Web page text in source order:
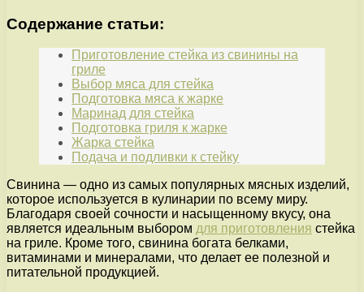
Содержание статьи:
Приготовление стейка из свинины на
гриле
Выбор мяса для стейка
Подготовка мяса к жарке
Маринад для стейка
Подготовка гриля к жарке
Жарка стейка
Подача и подливки к стейку
Свинина — одно из самых популярных мясных изделий,
которое используется в кулинарии по всему миру.
Благодаря своей сочности и насыщенному вкусу, она
является идеальным выбором для приготовления стейка
на гриле. Кроме того, свинина богата белками,
витаминами и минералами, что делает ее полезной и
питательной продукцией.